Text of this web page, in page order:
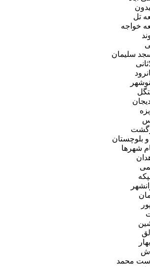
تل
خواجه
سلیمان
بلوچستان
شهر‌ها
محمد